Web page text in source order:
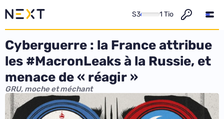
S3 1 Tio
Cyberguerre : la France attribue
les #MacronLeaks à la Russie, et
menace de « réagir »
GRU, moche et méchant